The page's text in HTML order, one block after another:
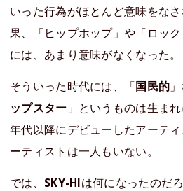
いった行為がほとんど意味をな
果、「ヒップホップ」や「ロッ
には、あまり意味がなくなった。
そういった時代には、「国民的
ップスター 」というものは生ま
年代以降にデビューしたアーテ
ーティストは一人もいない。
では、 SKY-HIは何になったのだ